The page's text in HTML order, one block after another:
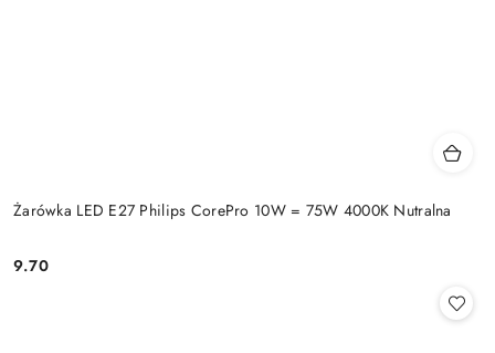
Żarówka LED E27 Philips CorePro 10W = 75W 4000K Nutralna
Cena:
9.70